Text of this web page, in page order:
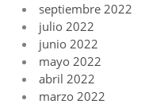
septiembre 2022
julio 2022
junio 2022
mayo 2022
abril 2022
marzo 2022